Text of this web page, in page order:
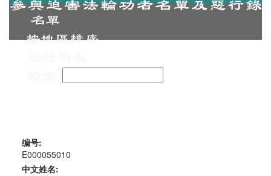
编号:
E000055010
中文姓名: